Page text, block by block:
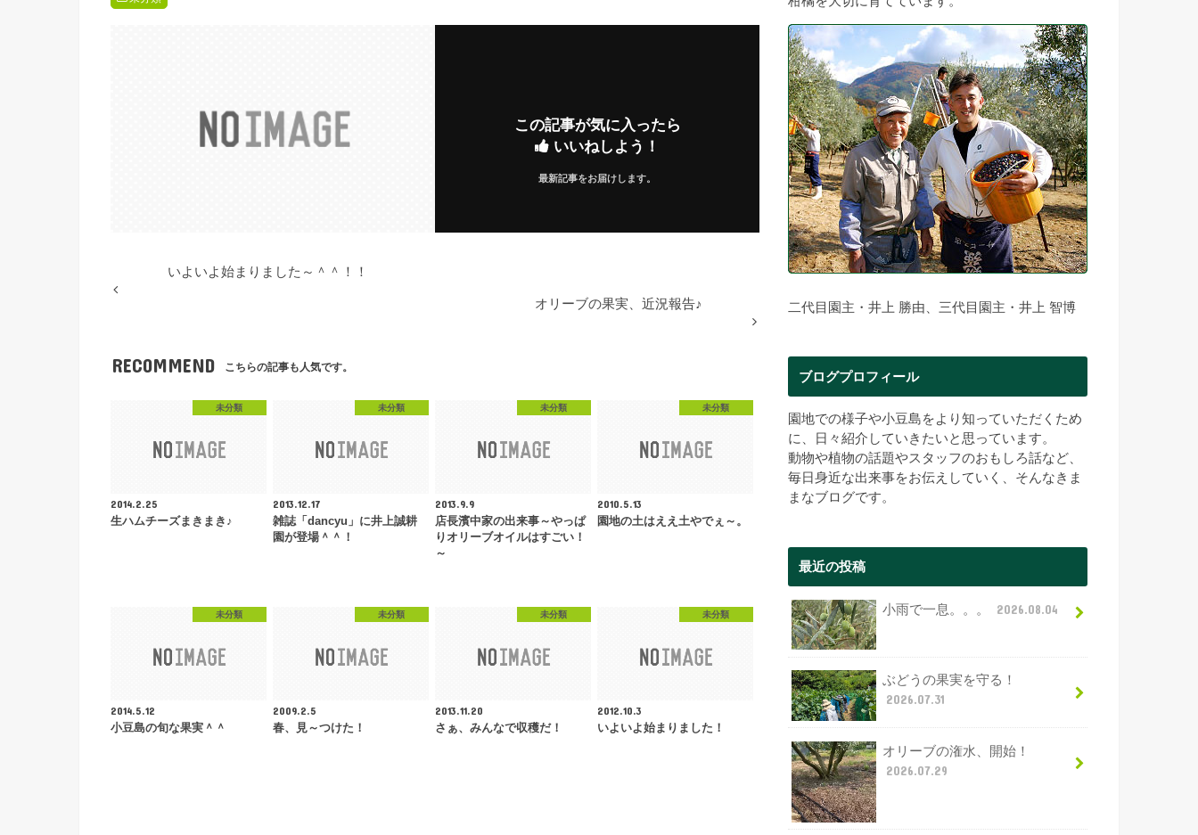
この記事が気に入ったら
いいねしよう！
最新記事をお届けします。
いよいよ始まりました～＾＾！！
オリーブの果実、近況報告♪
RECOMMEND こちらの記事も人気です。
未分類
2014.2.25
生ハムチーズまきまき♪
未分類
2013.12.17
雑誌「dancyu」に井上誠耕
園が登場＾＾！
未分類
2013.9.9
店長濱中家の出来事～やっぱ
りオリーブオイルはすごい！
～
未分類
2010.5.13
園地の土はええ土やでぇ～。
未分類
2014.5.12
小豆島の旬な果実＾＾
未分類
2009.2.5
春、見～つけた！
未分類
2013.11.20
さぁ、みんなで収穫だ！
未分類
2012.10.3
いよいよ始まりました！
二代目園主・井上 勝由、三代目園主・井上 智博
ブログプロフィール
園地での様子や小豆島をより知っていただくため
に、日々紹介していきたいと思っています。
動物や植物の話題やスタッフのおもしろ話など、
毎日身近な出来事をお伝えしていく、そんなきま
まなブログです。
最近の投稿
小雨で一息。。。 2026.08.04
ぶどうの果実を守る！
2026.07.31
オリーブの潅水、開始！
2026.07.29